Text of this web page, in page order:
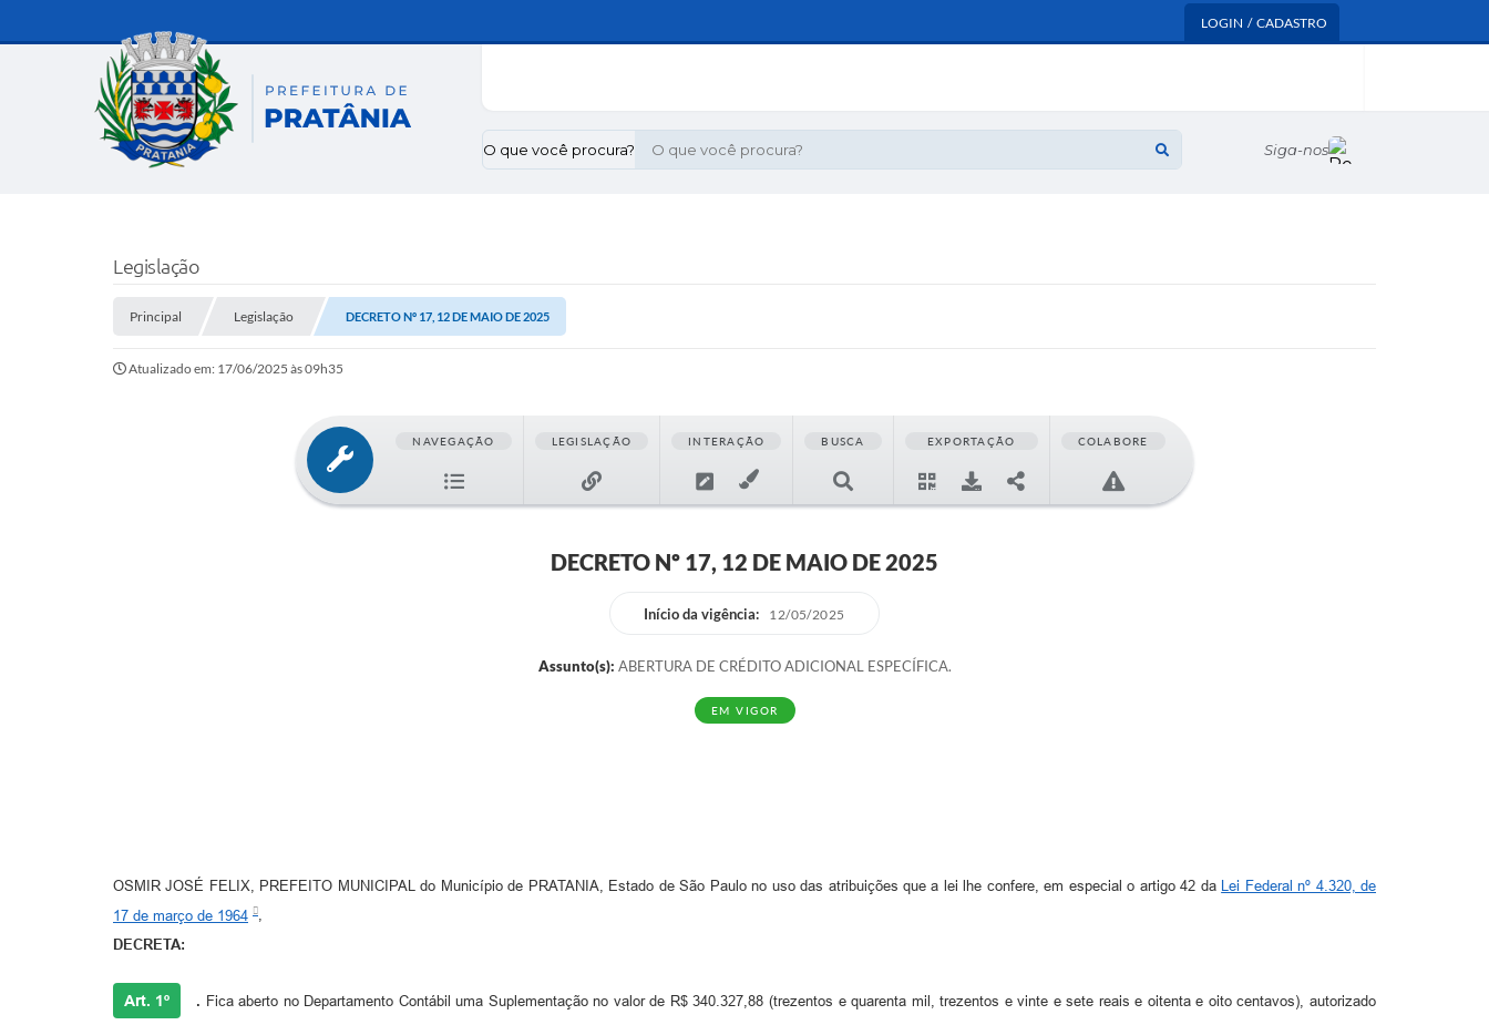
LOGIN / CADASTRO
O que você procura? Siga-nos
Legislação
Principal Legislação DECRETO Nº 17, 12 DE MAIO DE 2025
Atualizado em: 17/06/2025 às 09h35
NAVEGAÇÃO LEGISLAÇÃO INTERAÇÃO BUSCA EXPORTAÇÃO COLABORE
DECRETO Nº 17, 12 DE MAIO DE 2025
Início da vigência: 12/05/2025
Assunto(s): ABERTURA DE CRÉDITO ADICIONAL ESPECÍFICA.
EM VIGOR
OSMIR JOSÉ FELIX, PREFEITO MUNICIPAL do Município de PRATANIA, Estado de São Paulo no uso das atribuições que a lei lhe confere, em especial o artigo 42 da Lei Federal nº 4.320, de
17 de março de 1964
,
DECRETA:
Art. 1º . Fica aberto no Departamento Contábil uma Suplementação no valor de R$ 340.327,88 (trezentos e quarenta mil, trezentos e vinte e sete reais e oitenta e oito centavos), autorizado